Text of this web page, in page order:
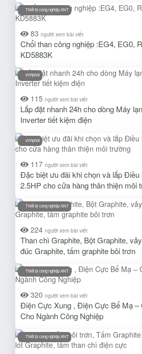
Thiết bị cong nghiệp ANT
83 người xem bài viết
Chổi than công nghiệp :EG4, EG0,
KD5883K
vinhphat
115 người xem bài viết
Lắp đặt nhanh 24h cho dòng Máy
Inverter tiết kiệm điện
vinhphat
117 người xem bài viết
Đặc biệt ưu đãi khi chọn và lắp Điều
2.5HP cho cửa hàng thân thiện môi
Thiết bị cong nghiệp ANT
224 người xem bài viết
Than chì Graphite, Bột Graphite,
đúc Graphite, tấm graphite bôi trơn
Thiết bị cong nghiệp ANT
320 người xem bài viết
Điện Cực Xung , Điện Cực Bể Mạ –
Cho Ngành Công Nghiệp
Thiết bị cong nghiệp ANT